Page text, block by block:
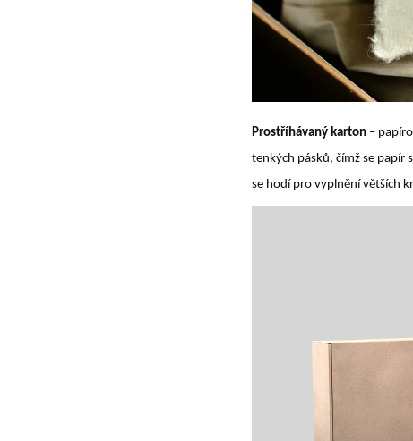
Prostříhávaný karton–
tenkých pásků, čímž se papír
se hodí pro vyplnění větších